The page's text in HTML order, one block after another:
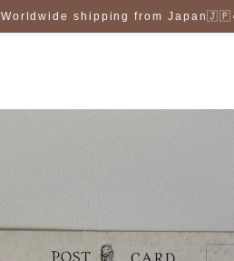
Worldwide shipping from